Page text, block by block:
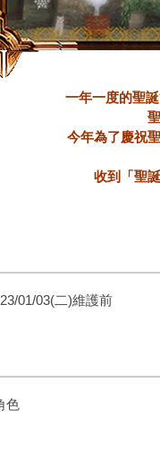
一年一度的聖
今年為了慶祝
收到「聖
01/03(二)維護前
色